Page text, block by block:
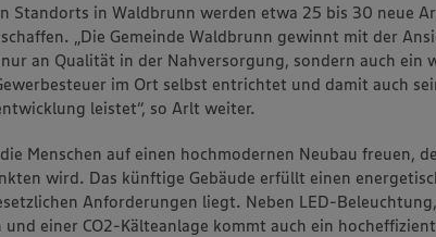
Standorts in Waldbrunn werden etwa 25 bis 30 neue
„Die Gemeinde Waldbrunn gewinnt mit der
an Qualität in der Nahversorgung, sondern auch ein
im Ort selbst entrichtet und damit auch
leistet“, so Arlt weiter.
Menschen auf einen hochmodernen Neubau freuen,
wird. Das künftige Gebäude erfüllt einen
Anforderungen liegt. Neben LED-Beleuchtung,
einer CO2-Kälteanlage kommt auch ein